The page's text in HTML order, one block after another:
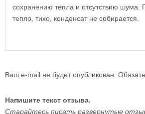
сохранению тепла и отсутствию шума.
тепло, тихо, конденсат не собирается.
Ваш e-mail не будет опубликован.
Напишите текст отзыва.
Старайтесь писать развернутые